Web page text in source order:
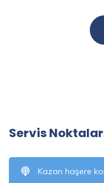
Servis
Kazan haşere